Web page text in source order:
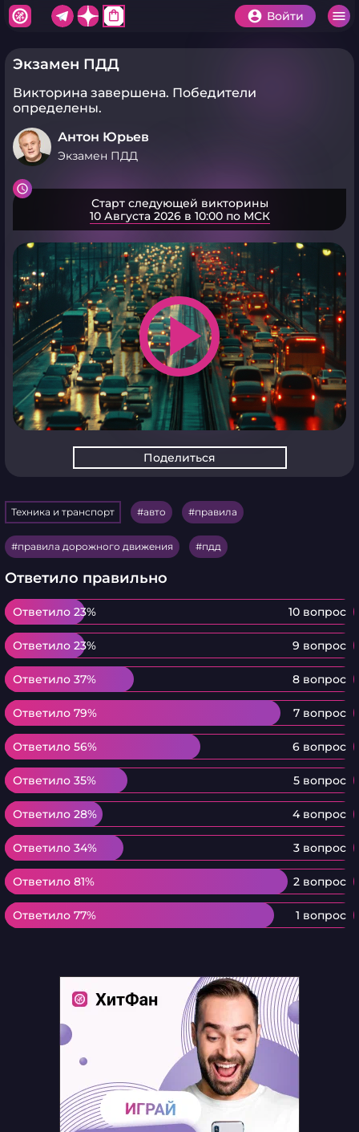
shopping_bag Войти
Экзамен ПДД
Викторина завершена. Победители
определены.
Антон Юрьев
Экзамен ПДД
Старт следующей викторины
10 Августа 2026 в 10:00 по МСК
play_arrow
Поделиться
Техника и транспорт авто правила
правила дорожного движения пдд
Ответило правильно
Ответило 23% 10 вопрос
Ответило 23%
Ответило 23% 9 вопрос
Ответило 23%
Ответило 37% 8 вопрос
Ответило 37%
Ответило 79% 7 вопрос
Ответило 79%
Ответило 56% 6 вопрос
Ответило 56%
Ответило 35% 5 вопрос
Ответило 35%
Ответило 28% 4 вопрос
Ответило 28%
Ответило 34% 3 вопрос
Ответило 34%
Ответило 81% 2 вопрос
Ответило 81%
Ответило 77% 1 вопрос
Ответило 77%